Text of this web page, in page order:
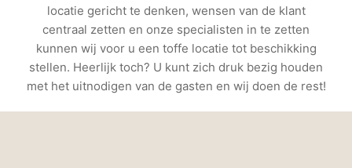
locatie gericht te denken, wensen van de klant
centraal zetten en onze specialisten in te zetten
kunnen wij voor u een toffe locatie tot beschikking
stellen. Heerlijk toch? U kunt zich druk bezig houden
met het uitnodigen van de gasten en wij doen de rest!